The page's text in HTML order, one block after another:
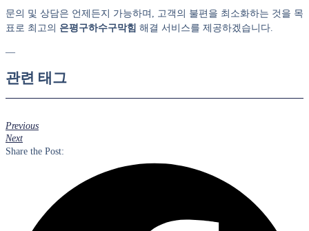
문의 및 상담은 언제든지 가능하며, 고객의 불편을 최소화하는 것을 목
표로 최고의 은평구하수구막힘 해결 서비스를 제공하겠습니다.
—
관련 태그
Previous
Next
Share the Post: